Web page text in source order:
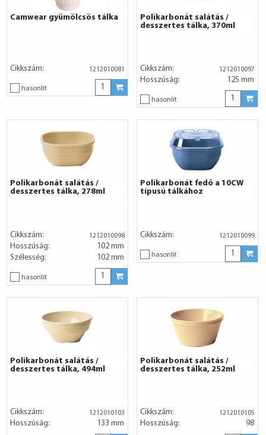
Camwear gyümölcsös tálka
Cikkszám: 1212010081
hasonlít
Polikarbonát salátás /
desszertes tálka, 370ml
Cikkszám: 1212010097
Hosszúság: 125 mm
hasonlít
Polikarbonát salátás /
desszertes tálka, 278ml
Cikkszám: 1212010098
Hosszúság:
102 mm
Szélesség:
102 mm
hasonlít
Polikarbonát fedő a 10CW
típusú tálkához
Cikkszám: 1212010099
hasonlít
Polikarbonát salátás /
desszertes tálka, 494ml
Cikkszám: 1212010103
Hosszúság: 133 mm
Polikarbonát salátás /
desszertes tálka, 252ml
Cikkszám: 1212010105
Hosszúság: 98